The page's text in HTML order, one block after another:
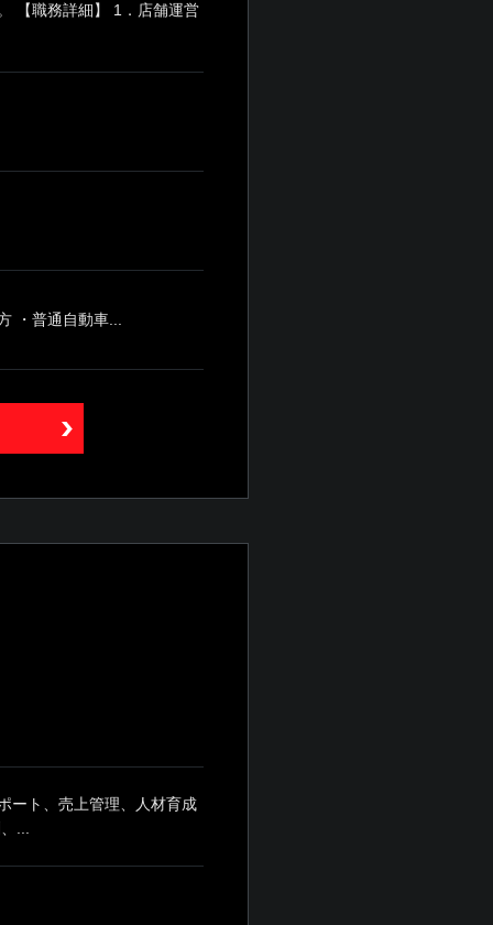
【職務詳細】 1．店舗運営
・普通自動車...
ート、売上管理、人材育成
...